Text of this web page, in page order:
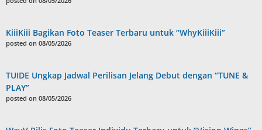
KiiiKiii Bagikan Foto Teaser Terbaru untuk “WhyKiiiKiii”
posted on 08/05/2026
TUIDE Ungkap Jadwal Perilisan Jelang Debut dengan “TUNE &
PLAY”
posted on 08/05/2026